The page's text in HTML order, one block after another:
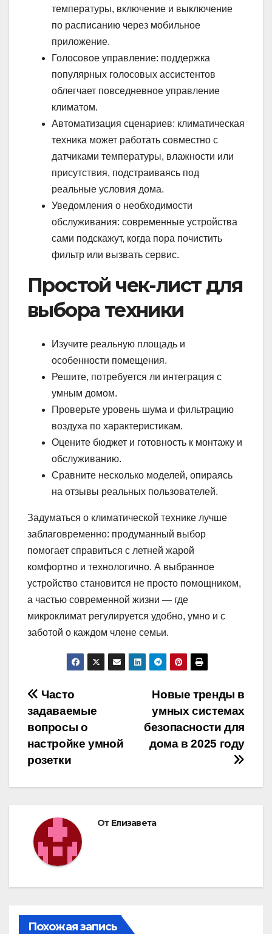
температуры, включение и выключение
по расписанию через мобильное
приложение.
Голосовое управление: поддержка
популярных голосовых ассистентов
облегчает повседневное управление
климатом.
Автоматизация сценариев: климатическая
техника может работать совместно с
датчиками температуры, влажности или
присутствия, подстраиваясь под
реальные условия дома.
Уведомления о необходимости
обслуживания: современные устройства
сами подскажут, когда пора почистить
фильтр или вызвать сервис.
Простой чек-лист для
выбора техники
Изучите реальную площадь и
особенности помещения.
Решите, потребуется ли интеграция с
умным домом.
Проверьте уровень шума и фильтрацию
воздуха по характеристикам.
Оцените бюджет и готовность к монтажу и
обслуживанию.
Сравните несколько моделей, опираясь
на отзывы реальных пользователей.
Задуматься о климатической технике лучше
заблаговременно: продуманный выбор
помогает справиться с летней жарой
комфортно и технологично. А выбранное
устройство становится не просто помощником,
а частью современной жизни — где
микроклимат регулируется удобно, умно и с
заботой о каждом члене семьи.
Навигация
по
записям
Новые тренды в
умных системах
безопасности для
дома в 2025 году
Часто
задаваемые
вопросы о
настройке умной
розетки
От Елизавета
Похожая запись